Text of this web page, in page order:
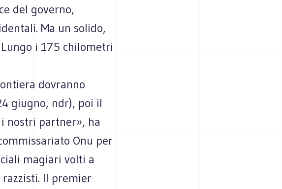
del governo,
Ma un solido,
i 175 chilometri
dovranno
giugno, ndr), poi il
nostri partner», ha
Onu per
magiari volti a
Il premier